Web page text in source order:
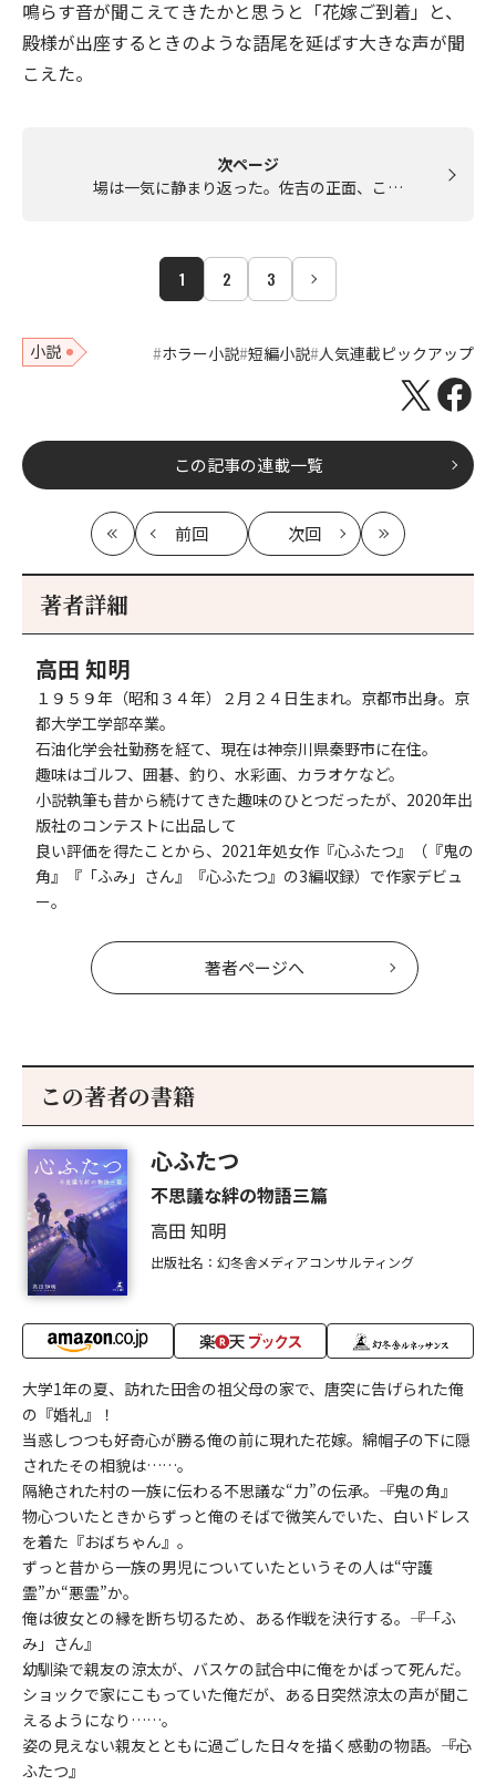
鳴らす音が聞こえてきたかと思うと「花嫁ご到着」と、
殿様が出座するときのような語尾を延ばす大きな声が聞
こえた。
次ページ
場は一気に静まり返った。佐吉の正面、こ…
1 2 3
小説 ホラー小説 短編小説 人気連載ピックアップ
この記事の連載一覧
最
初
前回
記
次回
記
最
新
著者詳細
高田 知明
１９５９年（昭和３４年）２月２４日生まれ。京都市出身。京
都大学工学部卒業。
石油化学会社勤務を経て、現在は神奈川県秦野市に在住。
趣味はゴルフ、囲碁、釣り、水彩画、カラオケなど。
小説執筆も昔から続けてきた趣味のひとつだったが、2020年出
版社のコンテストに出品して
良い評価を得たことから、2021年処女作『心ふたつ』（『鬼の
角』『「ふみ」さん』『心ふたつ』の3編収録）で作家デビュ
ー。
著者ページへ
この著者の書籍
心ふたつ
不思議な絆の物語三篇
高田 知明
出版社名：幻冬舎メディアコンサルティング
大学1年の夏、訪れた田舎の祖父母の家で、唐突に告げられた俺
の『婚礼』！
当惑しつつも好奇心が勝る俺の前に現れた花嫁。綿帽子の下に隠
されたその相貌は……。
隔絶された村の一族に伝わる不思議な“力”の伝承。――『鬼の角』
物心ついたときからずっと俺のそばで微笑んでいた、白いドレス
を着た『おばちゃん』。
ずっと昔から一族の男児についていたというその人は“守護
霊”か“悪霊”か。
俺は彼女との縁を断ち切るため、ある作戦を決行する。――『「ふ
み」さん』
幼馴染で親友の涼太が、バスケの試合中に俺をかばって死んだ。
ショックで家にこもっていた俺だが、ある日突然涼太の声が聞こ
えるようになり……。
姿の見えない親友とともに過ごした日々を描く感動の物語。――『心
ふたつ』